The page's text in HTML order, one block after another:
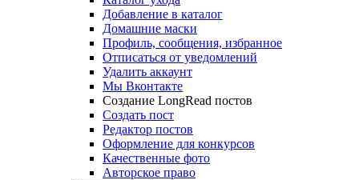
Добавление в каталог
Домашние маски
Профиль, сообщения, избранное
Отписаться от уведомлений
Удалить аккаунт
Мы Вконтакте
Создание LongRead постов
Создать пост
Редактор постов
Оформление для конкурсов
Качественные фото
Авторское право